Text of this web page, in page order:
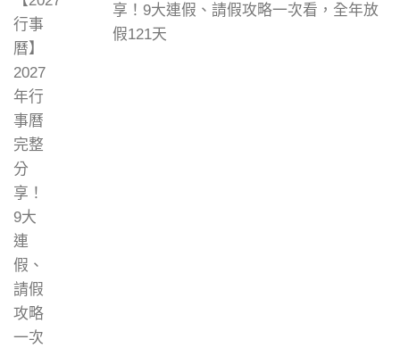
享！9大連假、請假攻略一次看，全年放
假121天